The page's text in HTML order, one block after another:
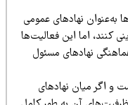
نهادهای عمومی
اما این فعالیت‌ها
نهادهای مسئول
میان نهادهای